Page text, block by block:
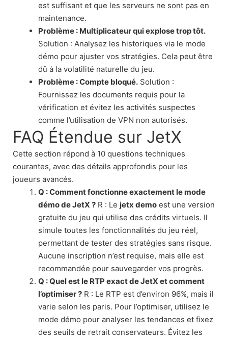
est suffisant et que les serveurs ne sont pas en
maintenance.
Problème : Multiplicateur qui explose trop tôt.
Solution : Analysez les historiques via le mode
démo pour ajuster vos stratégies. Cela peut être
dû à la volatilité naturelle du jeu.
Problème : Compte bloqué. Solution :
Fournissez les documents requis pour la
vérification et évitez les activités suspectes
comme l’utilisation de VPN non autorisés.
FAQ Étendue sur JetX
Cette section répond à 10 questions techniques
courantes, avec des détails approfondis pour les
joueurs avancés.
Q : Comment fonctionne exactement le mode
démo de JetX ? R : Le jetx demo est une version
gratuite du jeu qui utilise des crédits virtuels. Il
simule toutes les fonctionnalités du jeu réel,
permettant de tester des stratégies sans risque.
Aucune inscription n’est requise, mais elle est
recommandée pour sauvegarder vos progrès.
Q : Quel est le RTP exact de JetX et comment
l’optimiser ? R : Le RTP est d’environ 96%, mais il
varie selon les paris. Pour l’optimiser, utilisez le
mode démo pour analyser les tendances et fixez
des seuils de retrait conservateurs. Évitez les